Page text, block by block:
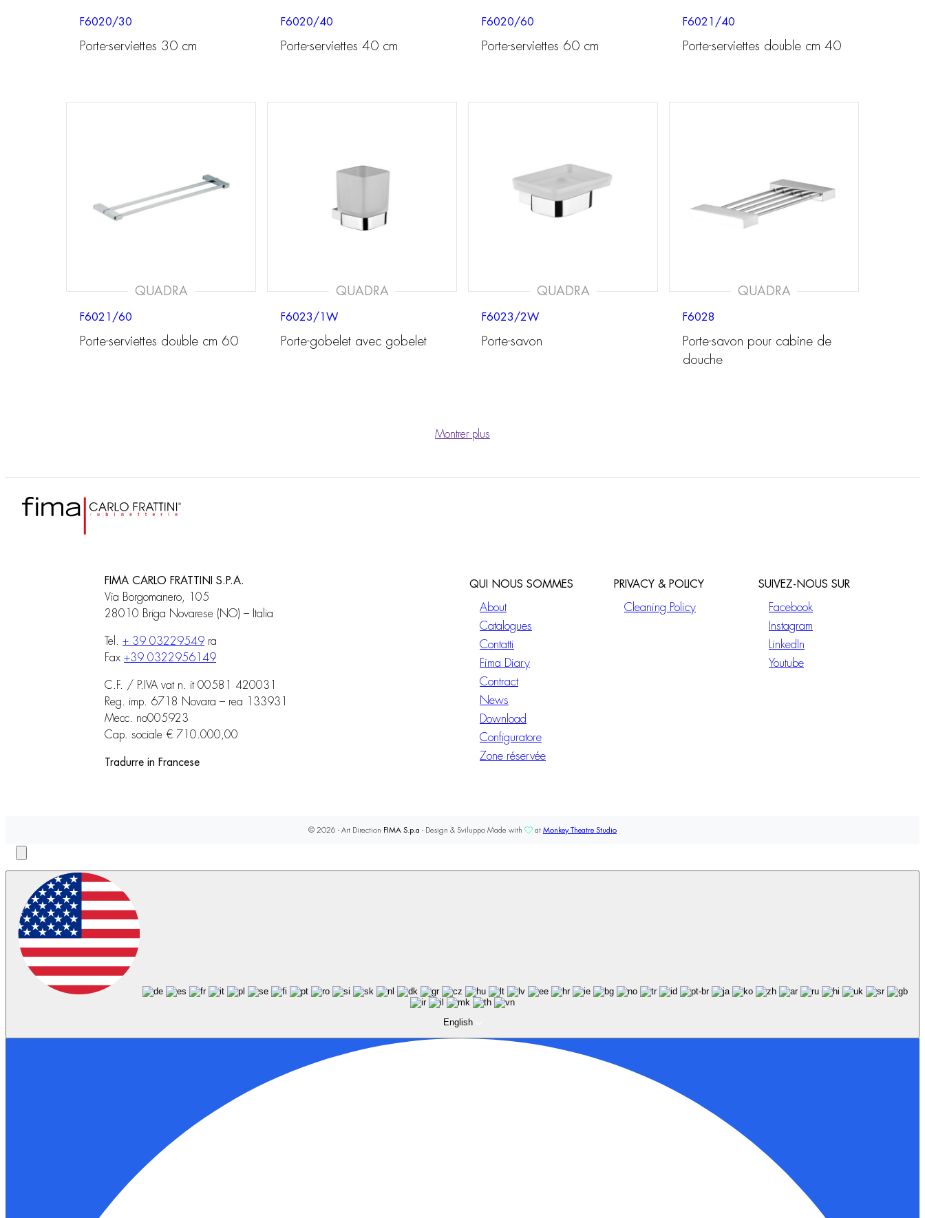
F6020/30
Porte-serviettes 30 cm
F6020/40
Porte-serviettes 40 cm
F6020/60
Porte-serviettes 60 cm
F6021/40
Porte-serviettes double cm 40
QUADRA
F6021/60
Porte-serviettes double cm 60
QUADRA
F6023/1W
Porte-gobelet avec gobelet
QUADRA
F6023/2W
Porte-savon
QUADRA
F6028
Porte-savon pour cabine de
douche
Montrer plus
FIMA CARLO FRATTINI S.P.A.
Via Borgomanero, 105
28010 Briga Novarese (NO) – Italia
Tel. + 39 03229549 ra
Fax +39 0322956149
C.F. / P.IVA vat n. it 00581 420031
Reg. imp. 6718 Novara – rea 133931
Mecc. no005923
Cap. sociale € 710.000,00
Tradurre in Francese
QUI NOUS SOMMES
About
Catalogues
Contatti
Fima Diary
Contract
News
Download
Configuratore
Zone réservée
PRIVACY & POLICY
Cleaning Policy
SUIVEZ-NOUS SUR
Facebook
Instagram
LinkedIn
Youtube
© 2026 - Art Direction FIMA S.p.a - Design & Sviluppo Made with at Monkey Theatre Studio
English